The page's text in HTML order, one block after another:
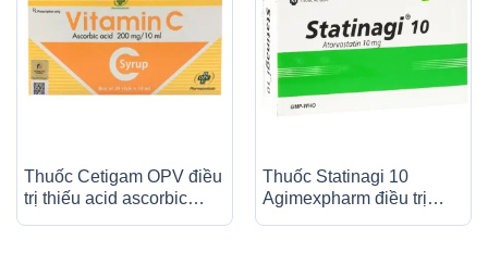
Thuốc Cetigam OPV điều
trị thiếu acid ascorbic
Thuốc Statinagi 10
Agimexpharm điều trị